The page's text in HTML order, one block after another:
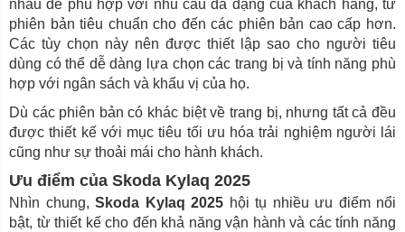
nhau để phù hợp với nhu cầu đa dạng của khách hàng, từ
phiên bản tiêu chuẩn cho đến các phiên bản cao cấp hơn.
Các tùy chọn này nên được thiết lập sao cho người tiêu
dùng có thể dễ dàng lựa chọn các trang bị và tính năng phù
hợp với ngân sách và khẩu vị của họ.
Dù các phiên bản có khác biệt về trang bị, nhưng tất cả đều
được thiết kế với mục tiêu tối ưu hóa trải nghiệm người lái
cũng như sự thoải mái cho hành khách.
Ưu điểm của Skoda Kylaq 2025
Nhìn chung, Skoda Kylaq 2025 hội tụ nhiều ưu điểm nổi
bật, từ thiết kế cho đến khả năng vận hành và các tính năng